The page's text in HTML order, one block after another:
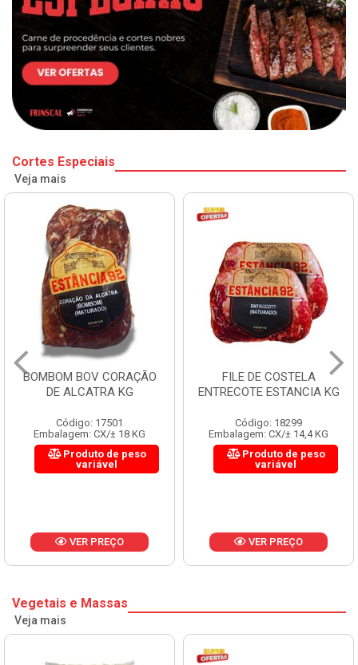
Cortes Especiais
Veja mais
BOMBOM BOV CORAÇÃO
DE ALCATRA KG
Código: 17501
Embalagem: CX/± 18 KG
Produto de peso
variável
VER PREÇO
FILE DE COSTELA
ENTRECOTE ESTANCIA KG
Código: 18299
Embalagem: CX/± 14,4 KG
Produto de peso
variável
VER PREÇO
Vegetais e Massas
Veja mais